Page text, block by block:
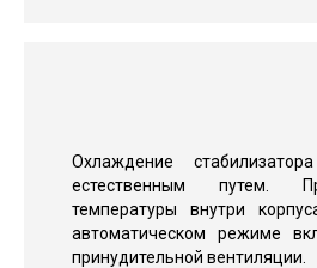
Охлаждение
естественным путем.
температуры внутри
автоматическом режиме
принудительной вентиляции.